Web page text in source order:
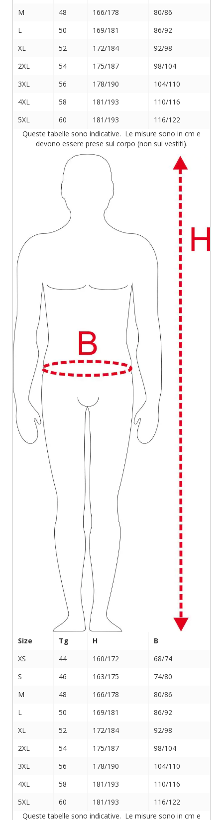
M
48 166/178
80/86
L
50 169/181
86/92
XL
52 172/184
92/98
2XL
54 175/187
98/104
3XL
56 178/190
104/110
4XL
58 181/193
110/116
5XL
60 181/193
116/122
Queste tabelle sono indicative. Le misure sono in cm e
devono essere prese sul corpo (non sui vestiti).
Size Tg H
B
XS
44 160/172
68/74
S
46 163/175
74/80
M
48 166/178
80/86
L
50 169/181
86/92
XL
52 172/184
92/98
2XL
54 175/187
98/104
3XL
56 178/190
104/110
4XL
58 181/193
110/116
5XL
60 181/193
116/122
Queste tabelle sono indicative. Le misure sono in cm e